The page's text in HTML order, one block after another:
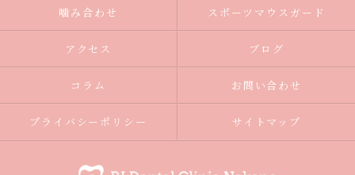
噛み合わせ スポーツマウスガード
アクセス ブログ
コラム お問い合わせ
プライバシーポリシー サイトマップ